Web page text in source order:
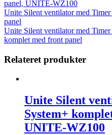
panel, UNITE-WZ100
Unite Silent ventilator med
panel
Unite Silent ventilator med
komplet med front panel
Relateret produkter
Unite Silent
System+
UNITE-WZ100